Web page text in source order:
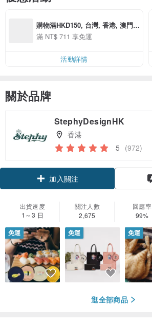
購物滿HKD150, 台灣, 香港, 澳門,
中國大陸享免郵
滿 NT$ 711 享免運
活動詳情
關於品牌
StephyDesignHK
香港
5 (972)
加入關注
出貨速度
1～3 日
關注人數
2,675
回應率
99%
免運 免運 免運
逛全部商品